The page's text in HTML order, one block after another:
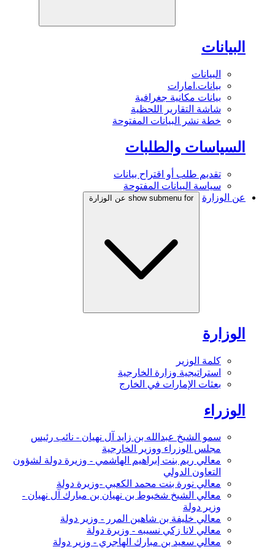
البيانات
البيانات
بيانات.امارات
بيانات مكانية جغرافية
شاشة التقارير اللحظية
خطة نشر البيانات المفتوحة
السياسات والطلبات
تقديم طلب أو اقتراح بيانات
سياسة البيانات المفتوحة
عن الوزارة
show submenu for عن الوزارة
الوزارة
كلمة الوزير
استراتيجية وزارة الخارجية
بعثات الإمارات في الخارج
الوزراء
سمو الشيخ عبدالله بن زايد آل نهيان - نائب رئيس
مجلس الوزراء ووزير الخارجية
معالي ريم بنت إبراهيم الهاشمي - وزيرة دولة لشؤون
التعاون الدولي
معالي نورة بنت محمد الكعبي -وزيرة دولة
معالي الشيخ شخبوط بن نهيان بن مبارك آل نهيان -
وزير دولة
معالي خليفة بن شاهين المرر - وزير دولة
معالي لانا زكي نسيبه - وزيرة دولة
معالي سعيد بن مبارك الهاجري - وزير دولة